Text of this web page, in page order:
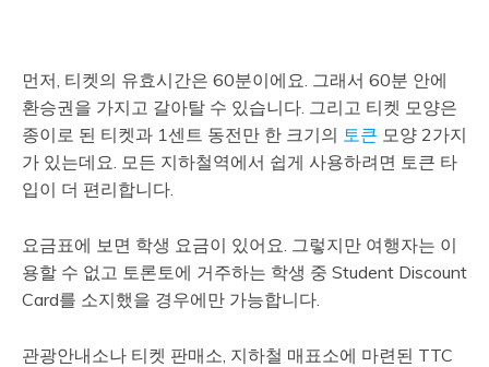
먼저, 티켓의 유효시간은 60분이에요. 그래서 60분 안에
환승권을 가지고 갈아탈 수 있습니다. 그리고 티켓 모양은
종이로 된 티켓과 1센트 동전만 한 크기의 토큰 모양 2가지
가 있는데요. 모든 지하철역에서 쉽게 사용하려면 토큰 타
입이 더 편리합니다.
요금표에 보면 학생 요금이 있어요. 그렇지만 여행자는 이
용할 수 없고 토론토에 거주하는 학생 중 Student Discount
Card를 소지했을 경우에만 가능합니다.
관광안내소나 티켓 판매소, 지하철 매표소에 마련된 TTC